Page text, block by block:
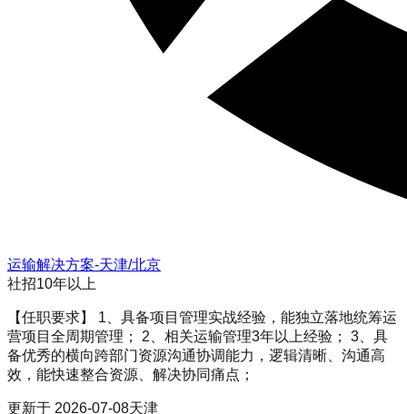
运输解决方案-天津/北京
社招10年以上
【任职要求】 1、具备项目管理实战经验，能独立落地统筹运
营项目全周期管理； 2、相关运输管理3年以上经验； 3、具
备优秀的横向跨部门资源沟通协调能力，逻辑清晰、沟通高
效，能快速整合资源、解决协同痛点；
更新于 2026-07-08天津